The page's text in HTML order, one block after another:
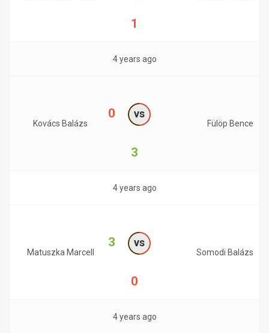
1
4 years ago
Kovács Balázs
0 vs
3
Fülöp Bence
4 years ago
Matuszka Marcell
3 vs
0
Somodi Balázs
4 years ago